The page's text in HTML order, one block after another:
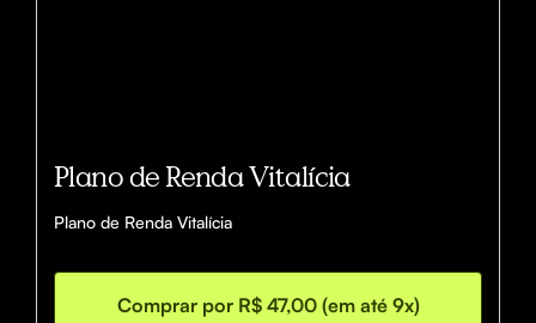
Plano de Renda Vitalícia
Plano de Renda Vitalícia
Comprar por R$ 47,00 (em até 9x)